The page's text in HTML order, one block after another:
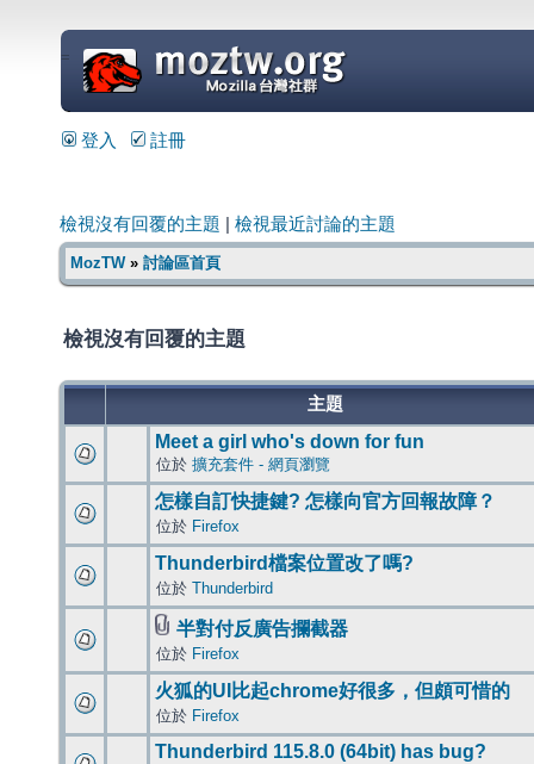
=
登入 註冊
檢視沒有回覆的主題 檢視最近討論的主題
MozTW» 討論區首頁
檢視沒有回覆的主題
主題
Meet a girl who's down for fun
位於 擴充套件 - 網頁瀏覽
怎樣自訂快捷鍵? 怎樣向官方回報故障？
位於 Firefox
Thunderbird檔案位置改了嗎?
位於 Thunderbird
半對付反廣告攔截器
位於 Firefox
火狐的UI比起chrome好很多，但頗可惜的
位於 Firefox
Thunderbird 115.8.0 (64bit) has bug?